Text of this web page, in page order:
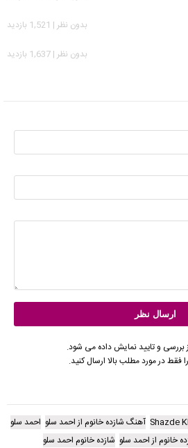
بدون نظر | 1,521 بازدید
بدون نظر | 1,637 بازدید
و تایید نمایش داده می شود.
فقط در مورد مطلب بالا ارسال کنید.
Shazde آهنگ شازده خانوم از احمد سلو احمد سلو
خانوم از احمد سلو شازده خانوم احمد سلو